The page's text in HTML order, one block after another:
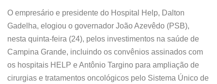
O empresário e presidente do Hospital Help, Dalton
Gadelha, elogiou o governador João Azevêdo (PSB),
nesta quinta-feira (24), pelos investimentos na saúde de
Campina Grande, incluindo os convênios assinados com
os hospitais HELP e Antônio Targino para ampliação de
cirurgias e tratamentos oncológicos pelo Sistema Único de